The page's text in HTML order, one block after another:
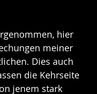
hier
meiner
Dies auch
die Kehrseite
jenem stark